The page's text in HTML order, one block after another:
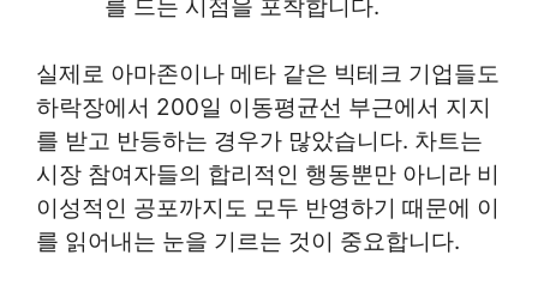
를 드는 시점을 포착합니다.
실제로 아마존이나 메타 같은 빅테크 기업들도
하락장에서 200일 이동평균선 부근에서 지지
를 받고 반등하는 경우가 많았습니다. 차트는
시장 참여자들의 합리적인 행동뿐만 아니라 비
이성적인 공포까지도 모두 반영하기 때문에 이
를 읽어내는 눈을 기르는 것이 중요합니다.